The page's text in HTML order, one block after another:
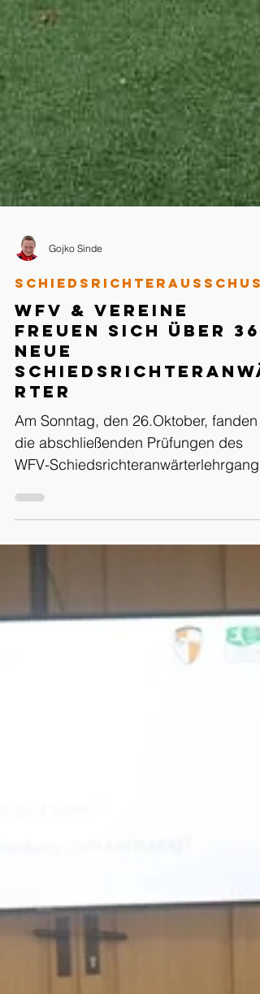
Gojko Sinde
WFV & Vereine
freuen sich über 36
neue
rter
Am Sonntag, den 26.Oktober, fanden
WFV-Schiedsrichteranwärterlehrgangs
2025 statt. Im Resümee des seit Mitte
September durchgeführten Lehrgangs
Vereinen diese Sportfreundinnen und
Sportfreunde als Hoffnungsträger für
das Schiedsrichtersoll zur Verfügung.